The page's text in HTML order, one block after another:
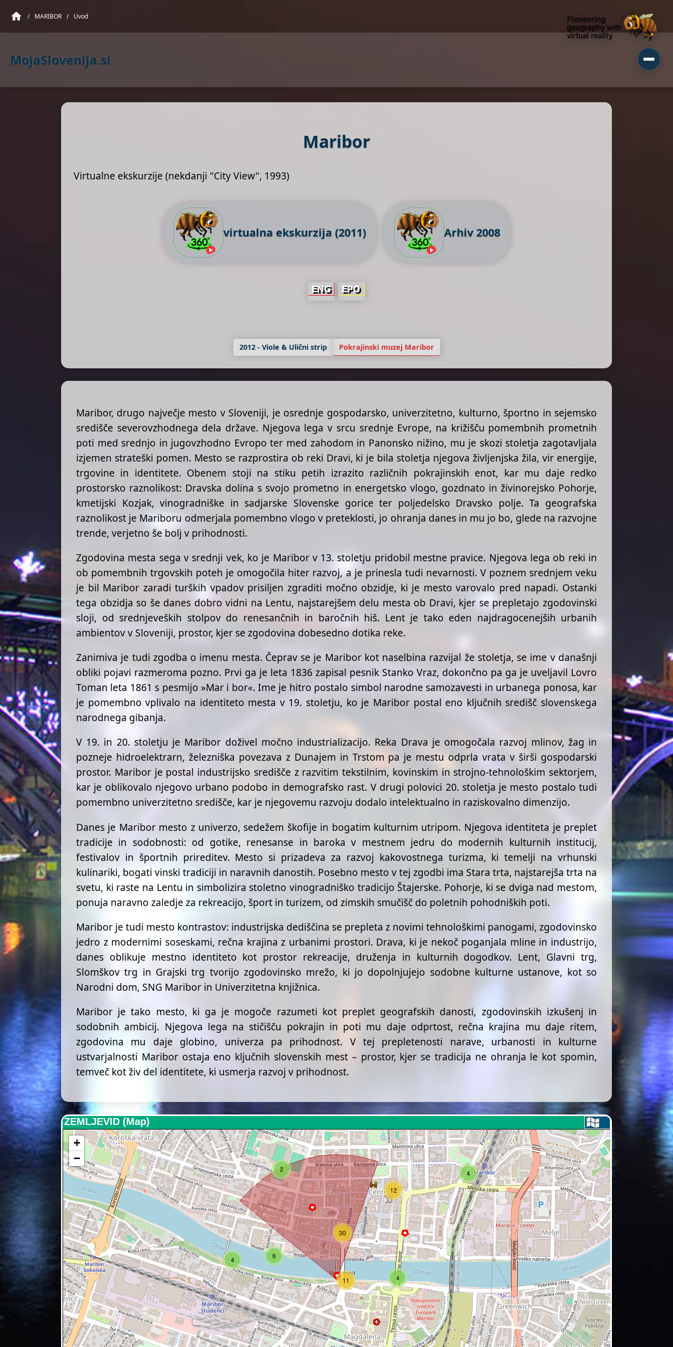
/ MARIBOR / Uvod
MojaSlovenija.si
Maribor
Virtualne ekskurzije (nekdanji "City View", 1993)
virtualna ekskurzija (2011) Arhiv 2008
2012 - Viole & Ulični strip Pokrajinski muzej Maribor
Maribor, drugo največje mesto v Sloveniji, je osrednje gospodarsko, univerzitetno, kulturno, športno in sejemsko
središče severovzhodnega dela države. Njegova lega v srcu srednje Evrope, na križišču pomembnih prometnih
poti med srednjo in jugovzhodno Evropo ter med zahodom in Panonsko nižino, mu je skozi stoletja zagotavljala
izjemen strateški pomen. Mesto se razprostira ob reki Dravi, ki je bila stoletja njegova življenjska žila, vir energije,
trgovine in identitete. Obenem stoji na stiku petih izrazito različnih pokrajinskih enot, kar mu daje redko
prostorsko raznolikost: Dravska dolina s svojo prometno in energetsko vlogo, gozdnato in živinorejsko Pohorje,
kmetijski Kozjak, vinogradniške in sadjarske Slovenske gorice ter poljedelsko Dravsko polje. Ta geografska
raznolikost je Mariboru odmerjala pomembno vlogo v preteklosti, jo ohranja danes in mu jo bo, glede na razvojne
trende, verjetno še bolj v prihodnosti.
Zgodovina mesta sega v srednji vek, ko je Maribor v 13. stoletju pridobil mestne pravice. Njegova lega ob reki in
ob pomembnih trgovskih poteh je omogočila hiter razvoj, a je prinesla tudi nevarnosti. V poznem srednjem veku
je bil Maribor zaradi turških vpadov prisiljen zgraditi močno obzidje, ki je mesto varovalo pred napadi. Ostanki
tega obzidja so še danes dobro vidni na Lentu, najstarejšem delu mesta ob Dravi, kjer se prepletajo zgodovinski
sloji, od srednjeveških stolpov do renesančnih in baročnih hiš. Lent je tako eden najdragocenejših urbanih
ambientov v Sloveniji, prostor, kjer se zgodovina dobesedno dotika reke.
Zanimiva je tudi zgodba o imenu mesta. Čeprav se je Maribor kot naselbina razvijal že stoletja, se ime v današnji
obliki pojavi razmeroma pozno. Prvi ga je leta 1836 zapisal pesnik Stanko Vraz, dokončno pa ga je uveljavil Lovro
Toman leta 1861 s pesmijo »Mar i bor«. Ime je hitro postalo simbol narodne samozavesti in urbanega ponosa, kar
je pomembno vplivalo na identiteto mesta v 19. stoletju, ko je Maribor postal eno ključnih središč slovenskega
narodnega gibanja.
V 19. in 20. stoletju je Maribor doživel močno industrializacijo. Reka Drava je omogočala razvoj mlinov, žag in
pozneje hidroelektrarn, železniška povezava z Dunajem in Trstom pa je mestu odprla vrata v širši gospodarski
prostor. Maribor je postal industrijsko središče z razvitim tekstilnim, kovinskim in strojno‑tehnološkim sektorjem,
kar je oblikovalo njegovo urbano podobo in demografsko rast. V drugi polovici 20. stoletja je mesto postalo tudi
pomembno univerzitetno središče, kar je njegovemu razvoju dodalo intelektualno in raziskovalno dimenzijo.
Danes je Maribor mesto z univerzo, sedežem škofije in bogatim kulturnim utripom. Njegova identiteta je preplet
tradicije in sodobnosti: od gotike, renesanse in baroka v mestnem jedru do modernih kulturnih institucij,
festivalov in športnih prireditev. Mesto si prizadeva za razvoj kakovostnega turizma, ki temelji na vrhunski
kulinariki, bogati vinski tradiciji in naravnih danostih. Posebno mesto v tej zgodbi ima Stara trta, najstarejša trta na
svetu, ki raste na Lentu in simbolizira stoletno vinogradniško tradicijo Štajerske. Pohorje, ki se dviga nad mestom,
ponuja naravno zaledje za rekreacijo, šport in turizem, od zimskih smučišč do poletnih pohodniških poti.
Maribor je tudi mesto kontrastov: industrijska dediščina se prepleta z novimi tehnološkimi panogami, zgodovinsko
jedro z modernimi soseskami, rečna krajina z urbanimi prostori. Drava, ki je nekoč poganjala mline in industrijo,
danes oblikuje mestno identiteto kot prostor rekreacije, druženja in kulturnih dogodkov. Lent, Glavni trg,
Slomškov trg in Grajski trg tvorijo zgodovinsko mrežo, ki jo dopolnjujejo sodobne kulturne ustanove, kot so
Narodni dom, SNG Maribor in Univerzitetna knjižnica.
Maribor je tako mesto, ki ga je mogoče razumeti kot preplet geografskih danosti, zgodovinskih izkušenj in
sodobnih ambicij. Njegova lega na stičišču pokrajin in poti mu daje odprtost, rečna krajina mu daje ritem,
zgodovina mu daje globino, univerza pa prihodnost. V tej prepletenosti narave, urbanosti in kulturne
ustvarjalnosti Maribor ostaja eno ključnih slovenskih mest – prostor, kjer se tradicija ne ohranja le kot spomin,
temveč kot živ del identitete, ki usmerja razvoj v prihodnost.